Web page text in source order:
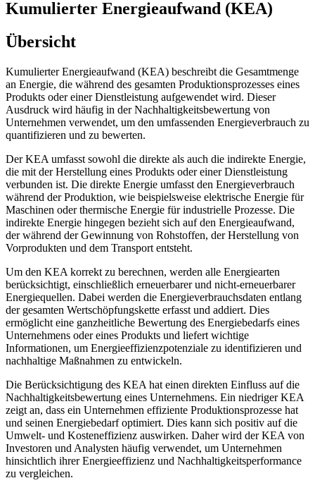
Kumulierter Energieaufwand (KEA)
Übersicht
Kumulierter Energieaufwand (KEA) beschreibt die Gesamtmenge
an Energie, die während des gesamten Produktionsprozesses eines
Produkts oder einer Dienstleistung aufgewendet wird. Dieser
Ausdruck wird häufig in der Nachhaltigkeitsbewertung von
Unternehmen verwendet, um den umfassenden Energieverbrauch zu
quantifizieren und zu bewerten.
Der KEA umfasst sowohl die direkte als auch die indirekte Energie,
die mit der Herstellung eines Produkts oder einer Dienstleistung
verbunden ist. Die direkte Energie umfasst den Energieverbrauch
während der Produktion, wie beispielsweise elektrische Energie für
Maschinen oder thermische Energie für industrielle Prozesse. Die
indirekte Energie hingegen bezieht sich auf den Energieaufwand,
der während der Gewinnung von Rohstoffen, der Herstellung von
Vorprodukten und dem Transport entsteht.
Um den KEA korrekt zu berechnen, werden alle Energiearten
berücksichtigt, einschließlich erneuerbarer und nicht-erneuerbarer
Energiequellen. Dabei werden die Energieverbrauchsdaten entlang
der gesamten Wertschöpfungskette erfasst und addiert. Dies
ermöglicht eine ganzheitliche Bewertung des Energiebedarfs eines
Unternehmens oder eines Produkts und liefert wichtige
Informationen, um Energieeffizienzpotenziale zu identifizieren und
nachhaltige Maßnahmen zu entwickeln.
Die Berücksichtigung des KEA hat einen direkten Einfluss auf die
Nachhaltigkeitsbewertung eines Unternehmens. Ein niedriger KEA
zeigt an, dass ein Unternehmen effiziente Produktionsprozesse hat
und seinen Energiebedarf optimiert. Dies kann sich positiv auf die
Umwelt- und Kosteneffizienz auswirken. Daher wird der KEA von
Investoren und Analysten häufig verwendet, um Unternehmen
hinsichtlich ihrer Energieeffizienz und Nachhaltigkeitsperformance
zu vergleichen.